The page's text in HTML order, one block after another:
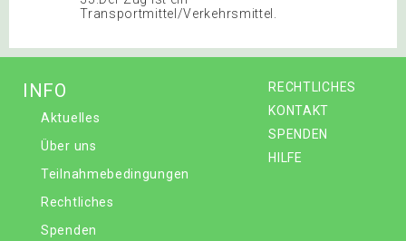
Transportmittel/Verkehrsmittel.
RECHTLICHES
KONTAKT
SPENDEN
HILFE
INFO
Aktuelles
Über uns
Teilnahmebedingungen
Rechtliches
Spenden